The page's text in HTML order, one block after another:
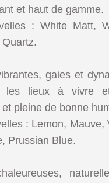
et haut de gamme.
: White Matt,
gaies et
les lieux à vivre
pleine de bonne
: Lemon,
Prussian Blue.